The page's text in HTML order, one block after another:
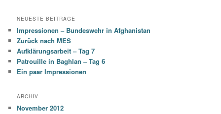
NEUESTE BEITRÄGE
Impressionen – Bundeswehr in Afghanistan
Zurück nach MES
Aufklärungsarbeit – Tag 7
Patrouille in Baghlan – Tag 6
Ein paar Impressionen
ARCHIV
November 2012